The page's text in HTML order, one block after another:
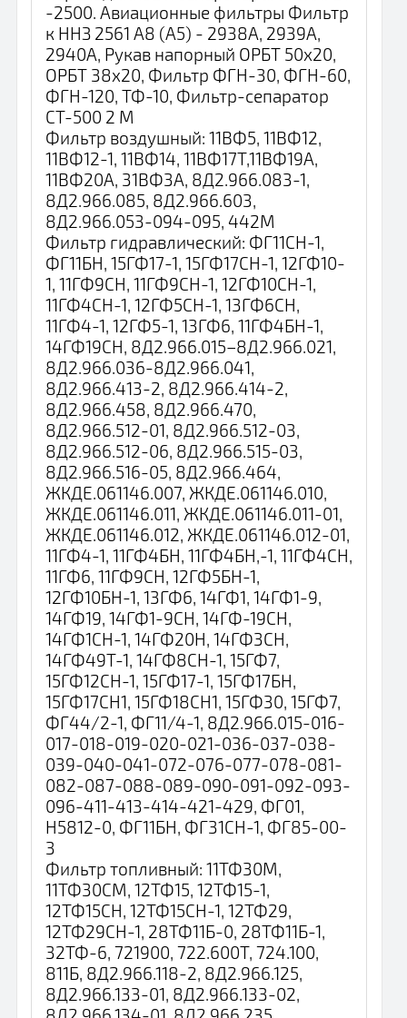
-2500. Авиационные фильтры Фильтр
к ННЗ 2561 А8 (А5) - 2938А, 2939А,
2940А, Рукав напорный ОРБТ 50х20,
ОРБТ 38х20, Фильтр ФГН-30, ФГН-60,
ФГН-120, ТФ-10, Фильтр-сепаратор
СТ-500 2 М
Фильтр воздушный: 11ВФ5, 11ВФ12,
11ВФ12-1, 11ВФ14, 11ВФ17Т,11ВФ19А,
11ВФ20А, 31ВФ3А, 8Д2.966.083-1,
8Д2.966.085, 8Д2.966.603,
8Д2.966.053-094-095, 442М
Фильтр гидравлический: ФГ11СН-1,
ФГ11БН, 15ГФ17-1, 15ГФ17СН-1, 12ГФ10-
1, 11ГФ9СН, 11ГФ9СН-1, 12ГФ10СН-1,
11ГФ4СН-1, 12ГФ5СН-1, 13ГФ6СН,
11ГФ4-1, 12ГФ5-1, 13ГФ6, 11ГФ4БН-1,
14ГФ19СН, 8Д2.966.015–8Д2.966.021,
8Д2.966.036-8Д2.966.041,
8Д2.966.413-2, 8Д2.966.414-2,
8Д2.966.458, 8Д2.966.470,
8Д2.966.512-01, 8Д2.966.512-03,
8Д2.966.512-06, 8Д2.966.515-03,
8Д2.966.516-05, 8Д2.966.464,
ЖКДЕ.061146.007, ЖКДЕ.061146.010,
ЖКДЕ.061146.011, ЖКДЕ.061146.011-01,
ЖКДЕ.061146.012, ЖКДЕ.061146.012-01,
11ГФ4-1, 11ГФ4БН, 11ГФ4БН,-1, 11ГФ4СН,
11ГФ6, 11ГФ9СН, 12ГФ5БН-1,
12ГФ10БН-1, 13ГФ6, 14ГФ1, 14ГФ1-9,
14ГФ19, 14ГФ1-9СН, 14ГФ-19СН,
14ГФ1СН-1, 14ГФ20Н, 14ГФ3СН,
14ГФ49Т-1, 14ГФ8СН-1, 15ГФ7,
15ГФ12СН-1, 15ГФ17-1, 15ГФ17БН,
15ГФ17СН1, 15ГФ18СН1, 15ГФ30, 15ГФ7,
ФГ44/2-1, ФГ11/4-1, 8Д2.966.015-016-
017-018-019-020-021-036-037-038-
039-040-041-072-076-077-078-081-
082-087-088-089-090-091-092-093-
096-411-413-414-421-429, ФГ01,
Н5812-0, ФГ11БН, ФГ31СН-1, ФГ85-00-
3
Фильтр топливный: 11ТФ30М,
11ТФ30СМ, 12ТФ15, 12ТФ15-1,
12ТФ15СН, 12ТФ15СН-1, 12ТФ29,
12ТФ29СН-1, 28ТФ11Б-0, 28ТФ11Б-1,
32ТФ-6, 721900, 722.600Т, 724.100,
811Б, 8Д2.966.118-2, 8Д2.966.125,
8Д2.966.133-01, 8Д2.966.133-02,